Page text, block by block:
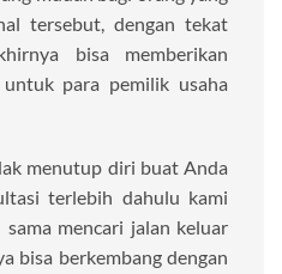
tersebut, dengan tekat
bisa memberikan
para pemilik usaha
menutup diri buat Anda
terlebih dahulu kami
mencari jalan keluar
bisa berkembang dengan